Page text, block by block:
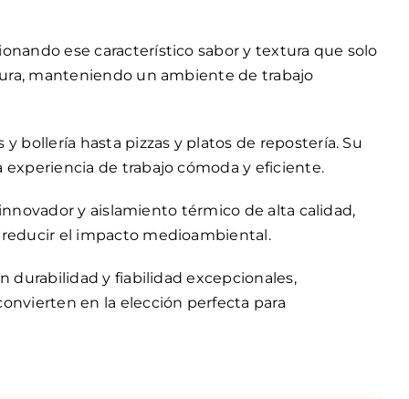
ese característico sabor y textura que solo
manteniendo un ambiente de trabajo
bollería hasta pizzas y platos de repostería. Su
de trabajo cómoda y eficiente.
y aislamiento térmico de alta calidad,
el impacto medioambiental.
durabilidad y fiabilidad excepcionales,
en la elección perfecta para